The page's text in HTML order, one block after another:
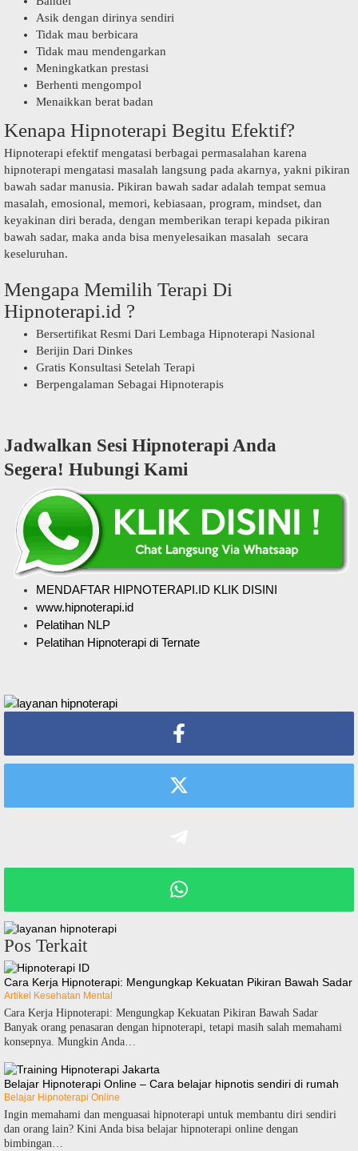
Asik dengan dirinya sendiri
Tidak mau berbicara
Tidak mau mendengarkan
Meningkatkan prestasi
Berhenti mengompol
Menaikkan berat badan
Kenapa Hipnoterapi Begitu Efektif?
Hipnoterapi efektif mengatasi berbagai permasalahan karena
hipnoterapi mengatasi masalah langsung pada akarnya, yakni pikiran
bawah sadar manusia. Pikiran bawah sadar adalah tempat semua
masalah, emosional, memori, kebiasaan, program, mindset, dan
keyakinan diri berada, dengan memberikan terapi kepada pikiran
bawah sadar, maka anda bisa menyelesaikan masalah secara
keseluruhan.
Mengapa Memilih Terapi Di
Hipnoterapi.id ?
Bersertifikat Resmi Dari Lembaga Hipnoterapi Nasional
Berijin Dari Dinkes
Gratis Konsultasi Setelah Terapi
Berpengalaman Sebagai Hipnoterapis
Jadwalkan Sesi Hipnoterapi Anda
Segera! Hubungi Kami
MENDAFTAR HIPNOTERAPI.ID KLIK DISINI
www.hipnoterapi.id
Pelatihan NLP
Pelatihan Hipnoterapi di Ternate
Pos Terkait
Cara Kerja Hipnoterapi: Mengungkap Kekuatan Pikiran Bawah Sadar
Artikel Kesehatan Mental
Cara Kerja Hipnoterapi: Mengungkap Kekuatan Pikiran Bawah Sadar
Banyak orang penasaran dengan hipnoterapi, tetapi masih salah memahami
konsepnya. Mungkin Anda…
Belajar Hipnoterapi Online – Cara belajar hipnotis sendiri di rumah
Belajar Hipnoterapi Online
Ingin memahami dan menguasai hipnoterapi untuk membantu diri sendiri
dan orang lain? Kini Anda bisa belajar hipnoterapi online dengan
bimbingan…